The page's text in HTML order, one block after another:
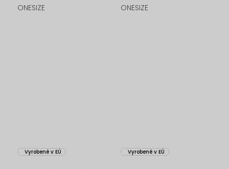
ONESIZE ONESIZE
Vyrobené v EÚ Vyrobené v EÚ